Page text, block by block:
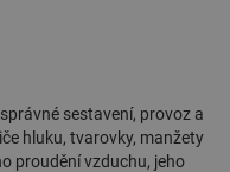
sestavení, provoz a
hluku, tvarovky, manžety
proudění vzduchu, jeho